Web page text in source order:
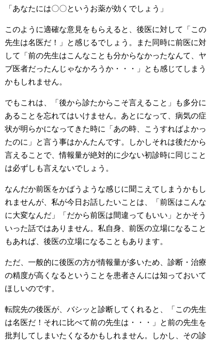
「あなたには〇〇というお薬が効くでしょう」
このように適確な意見をもらえると、後医に対して「この
先生は名医だ！」と感じるでしょう。また同時に前医に対
して「前の先生はこんなことも分からなかったなんて、ヤ
ブ医者だったんじゃなかろうか・・・」とも感じてしまう
かもしれません。
でもこれは、「後から診たからこそ言えること」も多分に
あることを忘れてはいけません。あとになって、病気の症
状が明らかになってきた時に「あの時、こうすればよかっ
たのに」と言う事はかんたんです。しかしそれは後だから
言えることで、情報量が絶対的に少ない初診時に同じこと
は必ずしも言えないでしょう。
なんだか前医をかばうような感じに聞こえてしまうかもし
れませんが、私が今日お話したいことは、「前医はこんな
に大変なんだ」「だから前医は間違ってもいい」とかそう
いった話ではありません。私自身、前医の立場になること
もあれば、後医の立場になることもあります。
ただ、一般的に後医の方が情報量が多いため、診断・治療
の精度が高くなるということを患者さんには知っておいて
ほしいのです。
転院先の後医が、バシッと診断してくれると、「この先生
は名医だ！それに比べて前の先生は・・・」と前の先生を
批判してしまいたくなるかもしれません。しかし、その診